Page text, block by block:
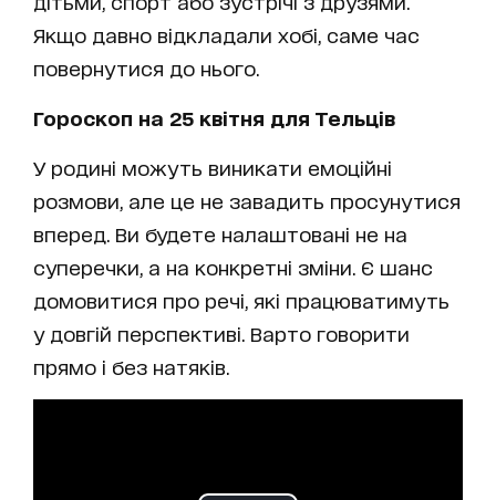
Якщо давно відкладали хобі, саме час
повернутися до нього.
Гороскоп на 25 квітня для Тельців
У родині можуть виникати емоційні
розмови, але це не завадить просунутися
вперед. Ви будете налаштовані не на
суперечки, а на конкретні зміни. Є шанс
домовитися про речі, які працюватимуть
у довгій перспективі. Варто говорити
прямо і без натяків.